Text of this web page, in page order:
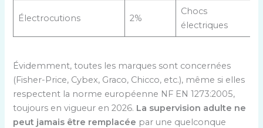
Électrocutions 2%
Chocs
électriques
Évidemment, toutes les marques sont concernées
(Fisher-Price, Cybex, Graco, Chicco, etc.), même si elles
respectent la norme européenne NF EN 1273:2005,
toujours en vigueur en 2026. La supervision adulte ne
peut jamais être remplacée par une quelconque